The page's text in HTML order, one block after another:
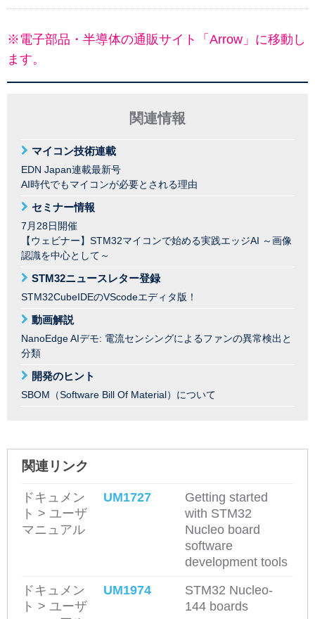
※電子部品・半導体の通販サイト「Arrow」に移動し
ます。
関連情報
マイコン技術連載
EDN Japan連載最新号
AI時代でもマイコンが必要とされる理由
セミナー情報
7月28日開催
【ウェビナー】STM32マイコンで始める実践エッジAI ～画像
認識を中心として～
STM32ニュースレター登録
STM32CubeIDEのVScodeエディタ版！
動画解説
NanoEdge AIデモ: 電流センシングによるファンの異常検出と
分類
開発のヒント
SBOM（Software Bill Of Material）について
関連リンク
ドキュメン
ト > ユーザ
マニュアル
UM1727
Getting started
with STM32
Nucleo board
software
development tools
ドキュメン
ト > ユーザ
UM1974
STM32 Nucleo-
144 boards